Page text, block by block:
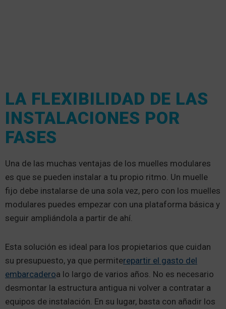
LA FLEXIBILIDAD DE LAS
INSTALACIONES POR
FASES
Una de las muchas ventajas de los muelles modulares
es que se pueden instalar a tu propio ritmo. Un muelle
fijo debe instalarse de una sola vez, pero con los muelles
modulares puedes empezar con una plataforma básica y
seguir ampliándola a partir de ahí.
Esta solución es ideal para los propietarios que cuidan
su presupuesto, ya que permiterepartir el gasto del
embarcaderoa lo largo de varios años. No es necesario
desmontar la estructura antigua ni volver a contratar a
equipos de instalación. En su lugar, basta con añadir los